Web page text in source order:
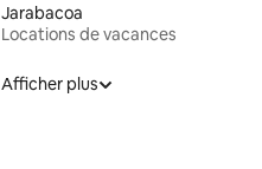
Jarabacoa
Locations de vacances
Afficher plus